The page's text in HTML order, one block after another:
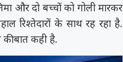
और दो बच्चों को गोली मारकर
रिश्तेदारों के साथ रह रहा है.
बात कही है.